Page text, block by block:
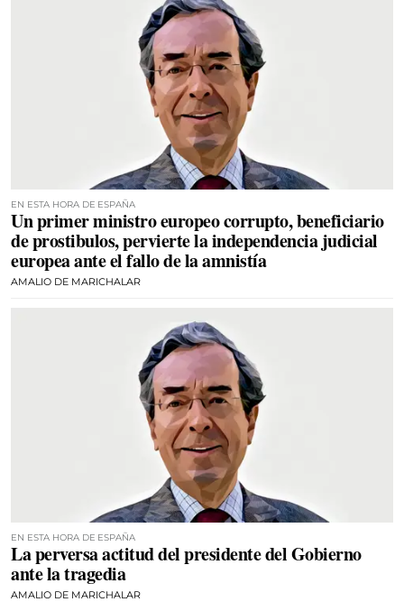
EN ESTA HORA DE ESPAÑA
Un primer ministro europeo corrupto, beneficiario
de prostibulos, pervierte la independencia judicial
europea ante el fallo de la amnistía
AMALIO DE MARICHALAR
EN ESTA HORA DE ESPAÑA
La perversa actitud del presidente del Gobierno
ante la tragedia
AMALIO DE MARICHALAR